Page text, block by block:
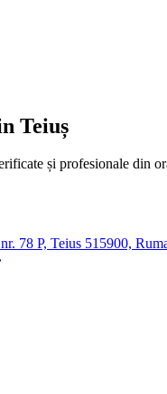
Teiuș
și profesionale din
78 P, Teius 515900,